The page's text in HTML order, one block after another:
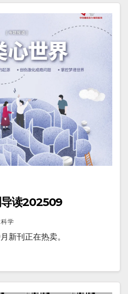
导读202509
学
新刊正在热卖。